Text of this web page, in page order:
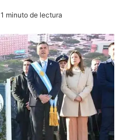
1 minuto de lectura